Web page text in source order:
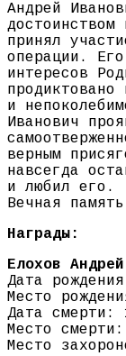
Андрей
принял
операции.
интересов
продиктовано
и
Иванович
верным
навсегда
и любил его.
Вечная
Награды:
Елохов
Дата
Место
Дата смерти:
Место
Место